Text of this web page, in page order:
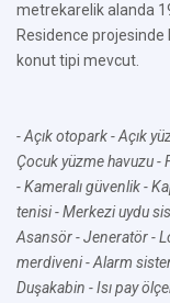
metrekarelik alanda
Residence
konut tipi mevcut.
- Açık otopark- Açık
Çocuk yüzme havuzu-
- Kameralı güvenlik-
tenisi- Merkezi uydu
Asansör- Jeneratör-
merdiveni- Alarm
Duşakabin - Isı pay